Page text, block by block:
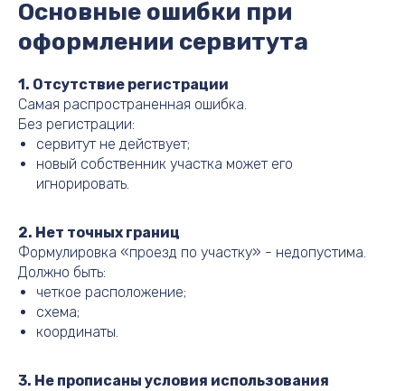
Основные ошибки при
оформлении сервитута
1. Отсутствие регистрации
Самая распространенная ошибка.
Без регистрации:
сервитут не действует;
новый собственник участка может его
игнорировать.
2. Нет точных границ
Формулировка «проезд по участку» - недопустима.
Должно быть:
четкое расположение;
схема;
координаты.
3. Не прописаны условия использования